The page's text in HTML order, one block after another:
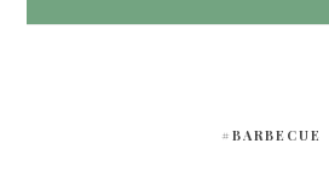
#BARBECUE